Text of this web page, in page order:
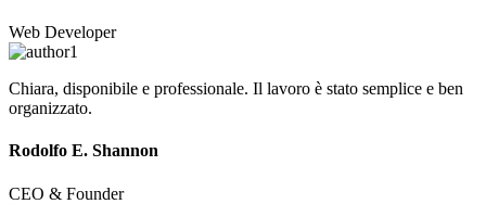
Web Developer
Chiara, disponibile e professionale. Il lavoro è stato semplice e ben
organizzato.
Rodolfo E. Shannon
CEO & Founder